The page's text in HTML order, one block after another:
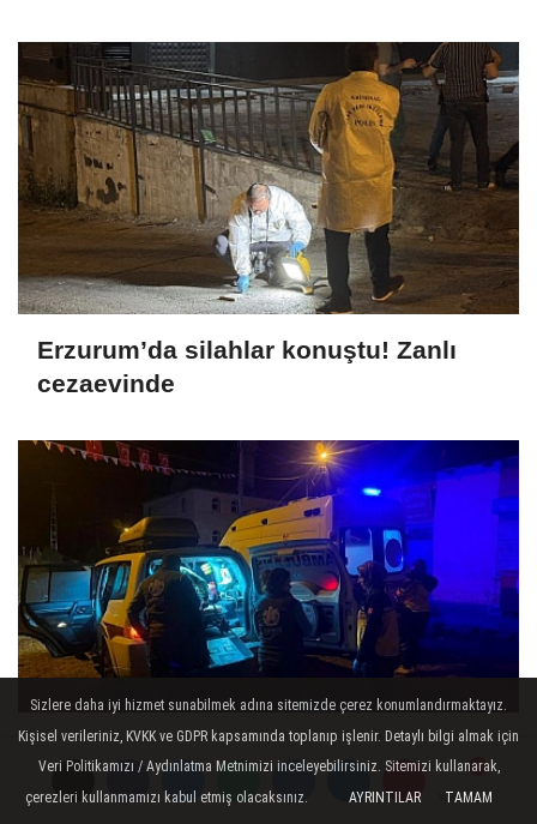
Yorumlar
Yorumlar
Erzurum’da silahlar konuştu! Zanlı
cezaevinde
Yaylada rahatsızlanınca ekipler
seferber oldu
Sizlere daha iyi hizmet sunabilmek adına sitemizde çerez konumlandırmaktayız.
Kişisel verileriniz, KVKK ve GDPR kapsamında toplanıp işlenir. Detaylı bilgi almak için
Veri Politikamızı / Aydınlatma Metnimizi inceleyebilirsiniz. Sitemizi kullanarak,
çerezleri kullanmamızı kabul etmiş olacaksınız.
AYRINTILAR TAMAM